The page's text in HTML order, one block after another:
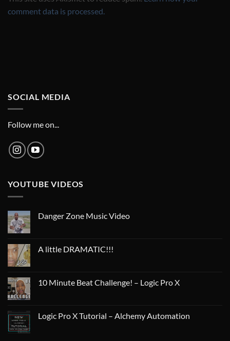
comment data is processed.
SOCIAL MEDIA
Follow me on...
YOUTUBE VIDEOS
Danger Zone Music Video
A little DRAMATIC!!!
10 Minute Beat Challenge! – Logic Pro X
Logic Pro X Tutorial – Alchemy Automation